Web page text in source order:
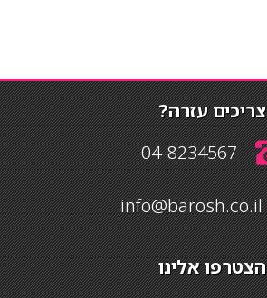
צריכים עזרה?
04-8234567
info@barosh.co.il
הצטרפו אלינו